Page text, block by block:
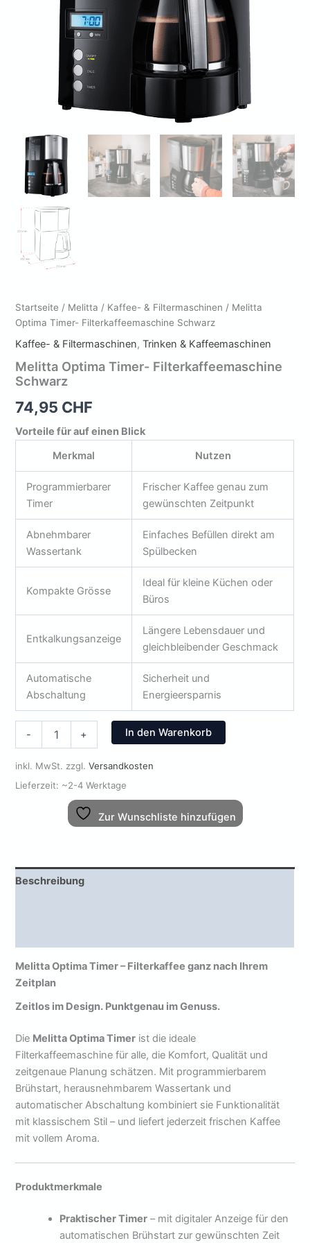
Startseite / Melitta / Kaffee- & Filtermaschinen / Melitta
Optima Timer- Filterkaffeemaschine Schwarz
Kaffee- & Filtermaschinen,Trinken & Kaffeemaschinen
Melitta Optima Timer- Filterkaffeemaschine
Schwarz
74,95 CHF
Vorteile für auf einen Blick
Merkmal
Nutzen
Programmierbarer
Timer
Frischer Kaffee genau zum
gewünschten Zeitpunkt
Abnehmbarer
Wassertank
Einfaches Befüllen direkt am
Spülbecken
Kompakte Grösse
Ideal für kleine Küchen oder
Büros
Entkalkungsanzeige
Längere Lebensdauer und
gleichbleibender Geschmack
Automatische
Abschaltung
Sicherheit und
Energieersparnis
-
Filterkaffeemaschine
Schwarz
+ In den Warenkorb
inkl. MwSt. zzgl.Versandkosten
Lieferzeit: ~2-4 Werktage
Zur Wunschliste hinzufügen
Beschreibung
Melitta Optima Timer – Filterkaffee ganz nach Ihrem
Zeitplan
Zeitlos im Design. Punktgenau im Genuss.
Die Melitta Optima Timer ist die ideale
Filterkaffeemaschine für alle, die Komfort, Qualität und
zeitgenaue Planung schätzen. Mit programmierbarem
Brühstart, herausnehmbarem Wassertank und
automatischer Abschaltung kombiniert sie Funktionalität
mit klassischem Stil – und liefert jederzeit frischen Kaffee
mit vollem Aroma.
Produktmerkmale
Praktischer Timer – mit digitaler Anzeige für den
automatischen Brühstart zur gewünschten Zeit